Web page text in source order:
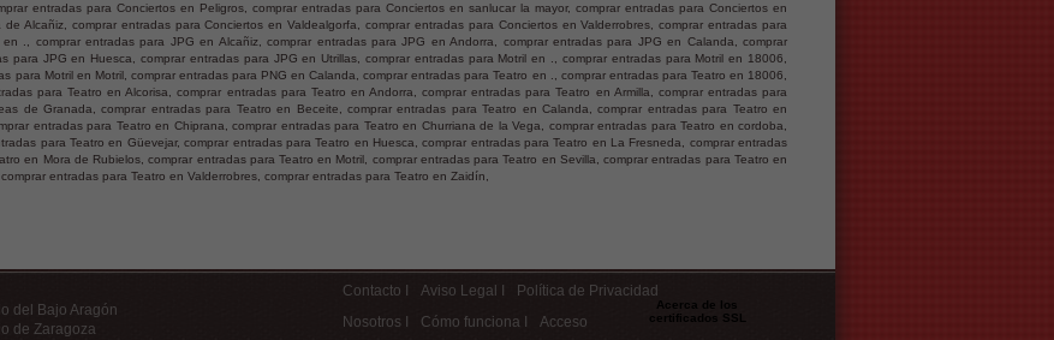
entradas para Conciertos en Peligros, comprar entradas para Conciertos en sanlucar la mayor, comprar entradas para Conciertos en
Alcañiz, comprar entradas para Conciertos en Valdealgorfa, comprar entradas para Conciertos en Valderrobres, comprar entradas para
., comprar entradas para JPG en Alcañiz, comprar entradas para JPG en Andorra, comprar entradas para JPG en Calanda, comprar
para JPG en Huesca, comprar entradas para JPG en Utrillas, comprar entradas para Motril en ., comprar entradas para Motril en 18006,
para Motril en Motril, comprar entradas para PNG en Calanda, comprar entradas para Teatro en ., comprar entradas para Teatro en 18006,
para Teatro en Alcorisa, comprar entradas para Teatro en Andorra, comprar entradas para Teatro en Armilla, comprar entradas para
de Granada, comprar entradas para Teatro en Beceite, comprar entradas para Teatro en Calanda, comprar entradas para Teatro en
entradas para Teatro en Chiprana, comprar entradas para Teatro en Churriana de la Vega, comprar entradas para Teatro en cordoba,
para Teatro en Güevejar, comprar entradas para Teatro en Huesca, comprar entradas para Teatro en La Fresneda, comprar entradas
en Mora de Rubielos, comprar entradas para Teatro en Motril, comprar entradas para Teatro en Sevilla, comprar entradas para Teatro en
entradas para Teatro en Valderrobres, comprar entradas para Teatro en Zaidín,
del Bajo Aragón
de Zaragoza
Contacto I Aviso Legal I
Política de Privacidad
Nosotros I
Cómo funciona I Acceso
Acerca de los
certificados SSL